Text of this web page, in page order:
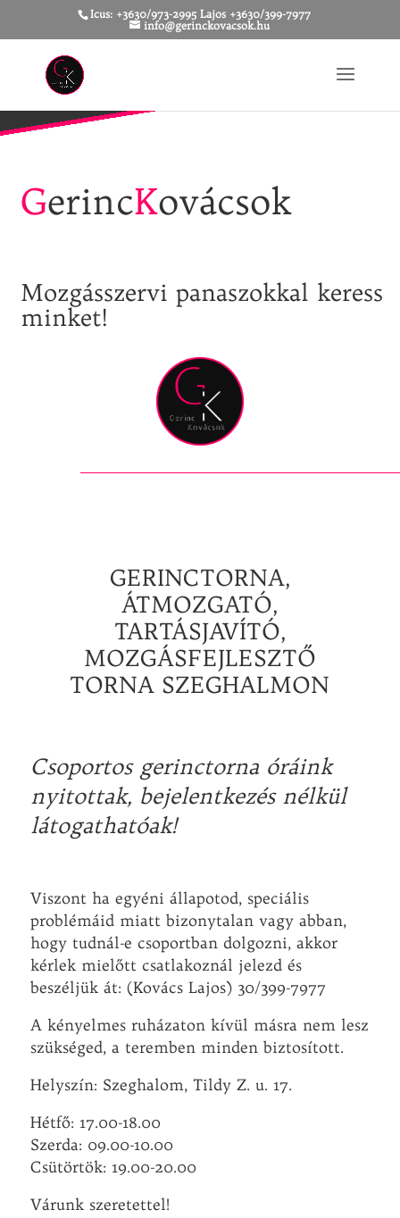
Icus: +3630/973-2995 Lajos +3630/399-7977
info@gerinckovacsok.hu
GerincKovácsok
Mozgásszervi panaszokkal keress
minket!
GERINCTORNA,
ÁTMOZGATÓ,
TARTÁSJAVÍTÓ,
MOZGÁSFEJLESZTŐ
TORNA SZEGHALMON
Csoportos gerinctorna óráink
nyitottak, bejelentkezés nélkül
látogathatóak!
Viszont ha egyéni állapotod, speciális
problémáid miatt bizonytalan vagy abban,
hogy tudnál-e csoportban dolgozni, akkor
kérlek mielőtt csatlakoznál jelezd és
beszéljük át: (Kovács Lajos) 30/399-7977
A kényelmes ruházaton kívül másra nem lesz
szükséged, a teremben minden biztosított.
Helyszín: Szeghalom, Tildy Z. u. 17.
Hétfő: 17.00-18.00
Szerda: 09.00-10.00
Csütörtök: 19.00-20.00
Várunk szeretettel!